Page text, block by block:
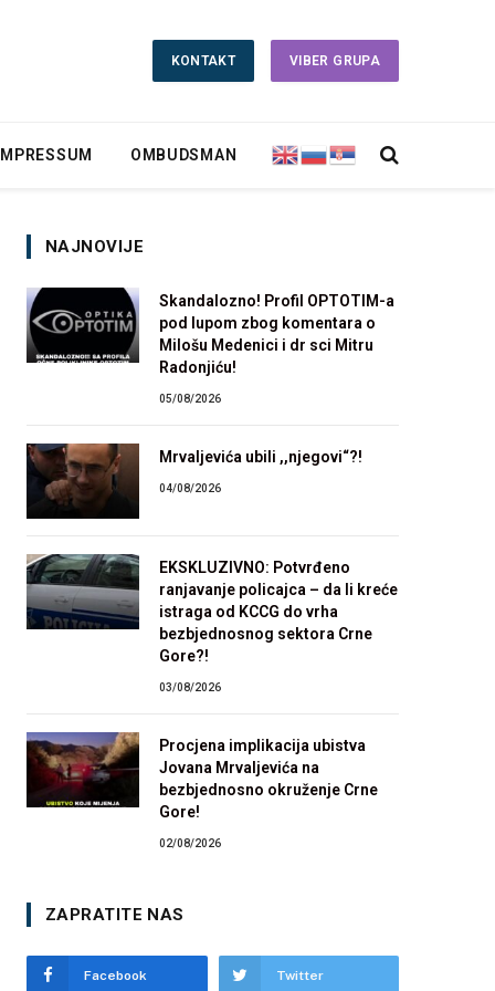
KONTAKT VIBER GRUPA
IMPRESSUM OMBUDSMAN
NAJNOVIJE
Skandalozno! Profil OPTOTIM-a
pod lupom zbog komentara o
Milošu Medenici i dr sci Mitru
Radonjiću!
05/08/2026
Mrvaljevića ubili ,,njegovi“?!
04/08/2026
EKSKLUZIVNO: Potvrđeno
ranjavanje policajca – da li kreće
istraga od KCCG do vrha
bezbjednosnog sektora Crne
Gore?!
03/08/2026
Procjena implikacija ubistva
Jovana Mrvaljevića na
bezbjednosno okruženje Crne
Gore!
02/08/2026
ZAPRATITE NAS
Facebook Twitter